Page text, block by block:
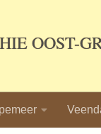
OOST-